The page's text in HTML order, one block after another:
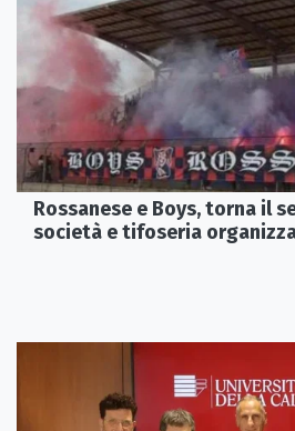
Rossanese e Boys, torna il
società e tifoseria